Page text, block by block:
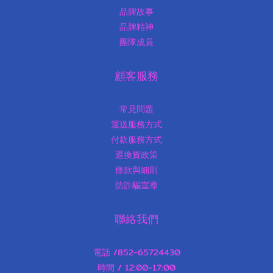
品牌故事
品牌精神
團隊成員
顧客服務
常見問題
運送服務方式
付款服務方式
退換貨政策
條款與細則
防詐騙宣導
聯絡我們
電話 /852-65724430
時間 / 12:00-17:00